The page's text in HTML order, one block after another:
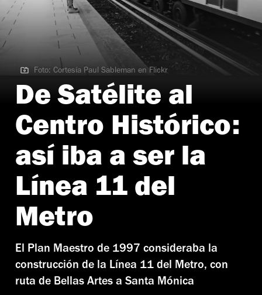
Foto: Cortesía Paul Sableman en Flickr
Foto: Cortesía Paul Sableman en Flickr
De Satélite al
Centro Histórico:
así iba a ser la
Línea 11 del
Metro
El Plan Maestro de 1997 consideraba la
construcción de la Línea 11 del Metro, con
ruta de Bellas Artes a Santa Mónica